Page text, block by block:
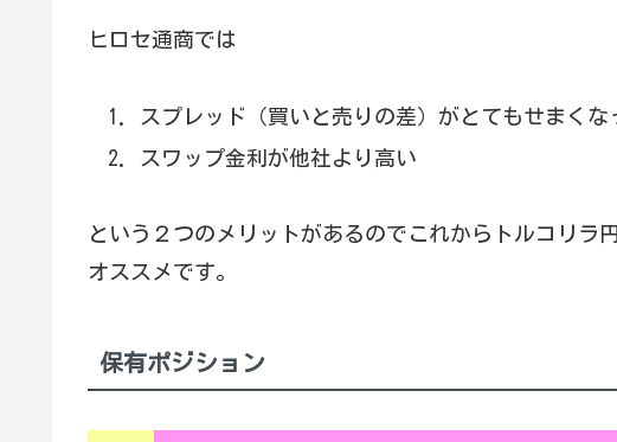
ヒロセ通商では
スプレッド（買いと売りの差）がとてもせまくな
スワップ金利が他社より高い
という２つのメリットがあるのでこれからトルコリラ
オススメです。
保有ポジション